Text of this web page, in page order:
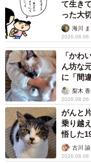
まいど
2026.08.06
自転車
中、小
法違反
説】長澤
2026.08.06